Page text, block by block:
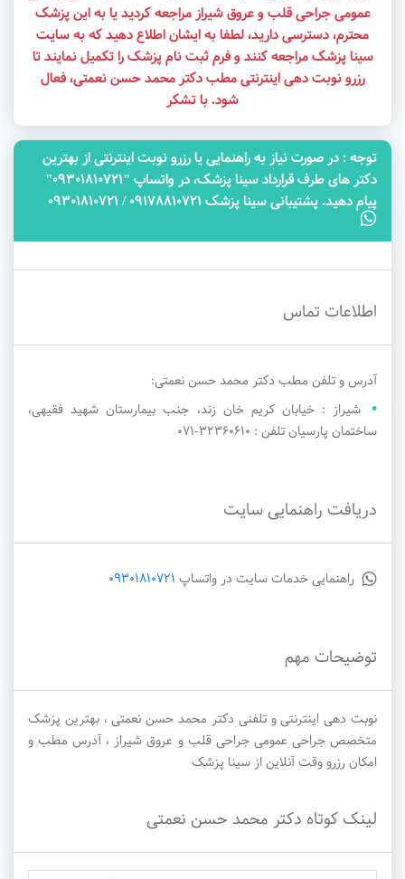
عمومی جراحی قلب و عروق شیراز مراجعه کردید یا به این پزشک
محترم، دسترسی دارید، لطفا به ایشان اطلاع دهید که به سایت
سینا پزشک مراجعه کنند و فرم ثبت نام پزشک را تکمیل نمایند تا
رزرو نوبت دهی اینترنتی مطب دکتر محمد حسن نعمتی، فعال
شود. با تشکر
توجه‌ : در صورت نیاز به راهنمایی یا رزرو نوبت اینترنتی از بهترین
دکتر های طرف قرارداد سینا پزشک، در واتساپ "09301810721"
پیام دهید. پشتیبانی سینا پزشک 09178810721 / 09301810721
اطلاعات تماس
آدرس و تلفن مطب دکتر محمد حسن نعمتی:
شیراز : خیابان کریم خان زند، جنب بیمارستان شهید فقیهی،
ساختمان پارسیان تلفن : ۳۲۳۶۰۶۱۰-071
دریافت راهنمایی سایت
راهنمایی خدمات سایت در واتساپ 09301810721
توضیحات مهم
نوبت دهی اینترنتی و تلفنی دکتر محمد حسن نعمتی ، بهترین پزشک
متخصص جراحی عمومی جراحی قلب و عروق شیراز ، آدرس مطب و
امکان رزرو وقت آنلاین از سینا پزشک
لینک کوتاه دکتر محمد حسن نعمتی